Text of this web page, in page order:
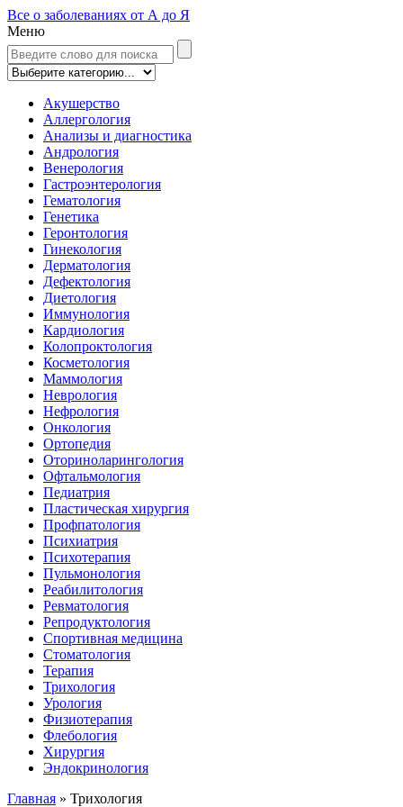
Все о заболеваниях от А до Я
Меню
Акушерство
Аллергология
Анализы и диагностика
Андрология
Венерология
Гастроэнтерология
Гематология
Генетика
Геронтология
Гинекология
Дерматология
Дефектология
Диетология
Иммунология
Кардиология
Колопроктология
Косметология
Маммология
Неврология
Нефрология
Онкология
Ортопедия
Оториноларингология
Офтальмология
Педиатрия
Пластическая хирургия
Профпатология
Психиатрия
Психотерапия
Пульмонология
Реабилитология
Ревматология
Репродуктология
Спортивная медицина
Стоматология
Терапия
Трихология
Урология
Физиотерапия
Флебология
Хирургия
Эндокринология
Главная » Трихология